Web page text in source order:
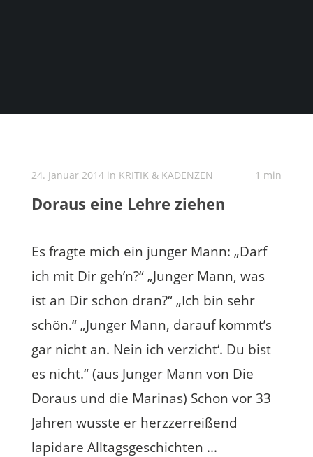
24. Januar 2014 in KRITIK & KADENZEN 1 min
Doraus eine Lehre ziehen
Es fragte mich ein junger Mann: „Darf
ich mit Dir geh’n?“ „Junger Mann, was
ist an Dir schon dran?“ „Ich bin sehr
schön.“ „Junger Mann, darauf kommt’s
gar nicht an. Nein ich verzicht‘. Du bist
es nicht.“ (aus Junger Mann von Die
Doraus und die Marinas) Schon vor 33
Jahren wusste er herzzerreißend
lapidare Alltagsgeschichten ...